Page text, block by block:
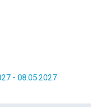
- 08.05.2027